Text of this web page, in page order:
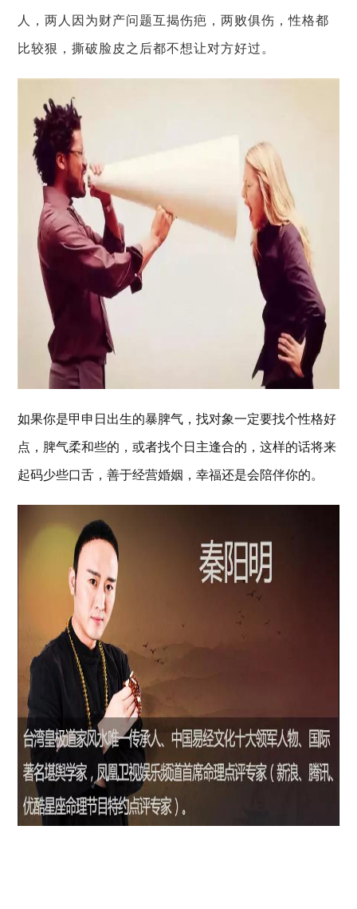
人，两人因为财产问题互揭伤疤，两败俱伤，性格都
比较狠，撕破脸皮之后都不想让对方好过。
如果你是甲申日出生的暴脾气，找对象一定要找个性格好
点，脾气柔和些的，或者找个日主逢合的，这样的话将来
起码少些口舌 ，善于经营婚姻，幸福还是会陪伴你的。